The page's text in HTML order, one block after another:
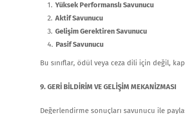
Yüksek Performanslı Savunucu
Aktif Savunucu
Gelişim Gerektiren Savunucu
Pasif Savunucu
Bu sınıflar, ödül veya ceza dili için değil,
9. GERİ BİLDİRİM VE GELİŞİM MEKANİZMASI
Değerlendirme sonuçları savunucu ile